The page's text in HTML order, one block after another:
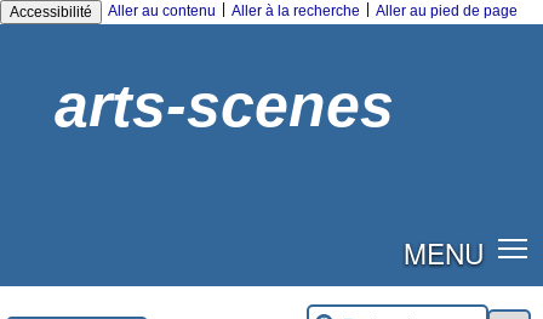
Accessibilité Aller au contenu Aller à la recherche Aller au pied de page
arts-scenes
MENU